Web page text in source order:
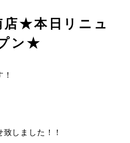
★本日リニュ
ン★
しました！！